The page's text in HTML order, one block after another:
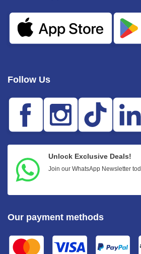
Follow Us
Unlock Exclusive Deals!
Join our WhatsApp Newsletter
Our payment methods